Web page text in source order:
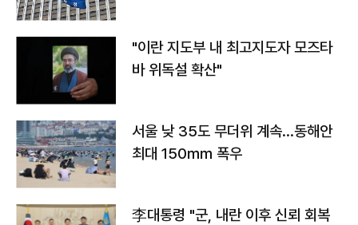
"이란 지도부 내 최고지도자 모즈타
바 위독설 확산"
서울 낮 35도 무더위 계속…동해안
최대 150㎜ 폭우
李대통령 "군, 내란 이후 신뢰 회복